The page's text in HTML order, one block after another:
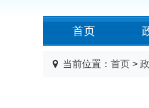
首页
当前位置： 首页 >